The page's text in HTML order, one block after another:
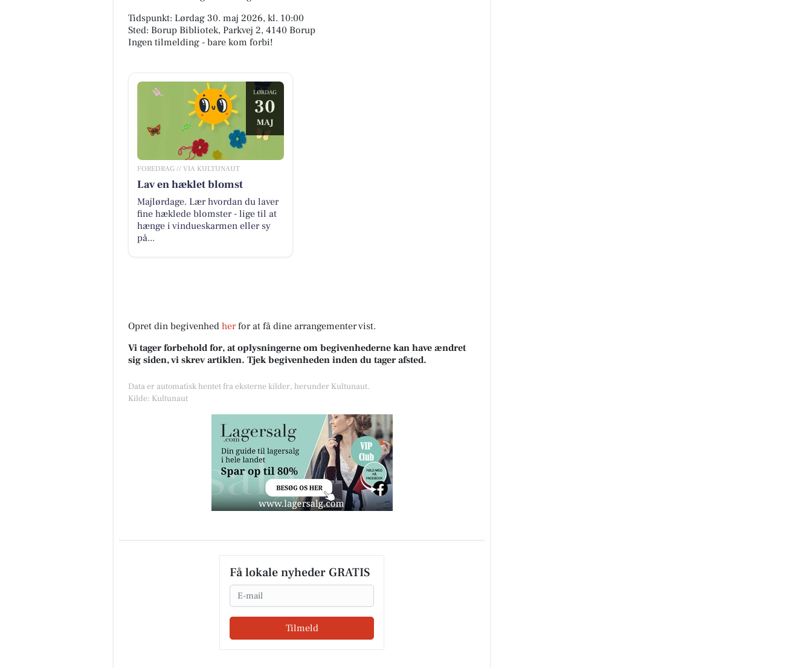
Tidspunkt: Lørdag 30. maj 2026, kl. 10:00
Sted: Borup Bibliotek, Parkvej 2, 4140 Borup
Ingen tilmelding - bare kom forbi!
LØRDAG
30
MAJ
FOREDRAG // VIA KULTUNAUT
Lav en hæklet blomst
Majlørdage. Lær hvordan du laver
fine hæklede blomster - lige til at
hænge i vindueskarmen eller sy
på...
Opret din begivenhed herfor at få dine arrangementer vist.
Vi tager forbehold for, at oplysningerne om begivenhederne kan have ændret
sig siden, vi skrev artiklen. Tjek begivenheden inden du tager afsted.
Data er automatisk hentet fra eksterne kilder, herunder Kultunaut.
Kilde: Kultunaut
Få lokale nyheder GRATIS
Email
Tilmeld